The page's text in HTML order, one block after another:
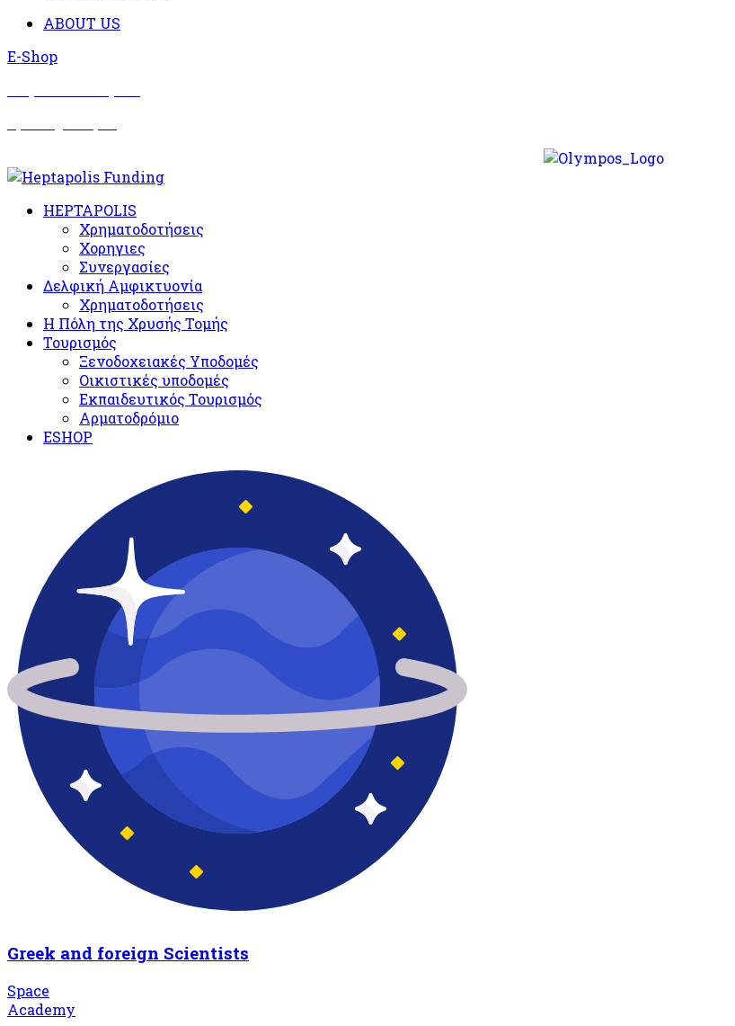
ABOUT US
E-Shop
HEPTAPOLIS
Χρηματοδοτήσεις
Χορηγιες
Συνεργασίες
Δελφική Αμφικτυονία
Χρηματοδοτήσεις
Η Πόλη της Χρυσής Τομής
Τουρισμός
Ξενοδοχειακές Υποδομές​
Oικιστικές υποδομές
Εκπαιδευτικός Τουρισμός
Αρματοδρόμιο
ESHOP
Greek and foreign Scientists
Space
Academy